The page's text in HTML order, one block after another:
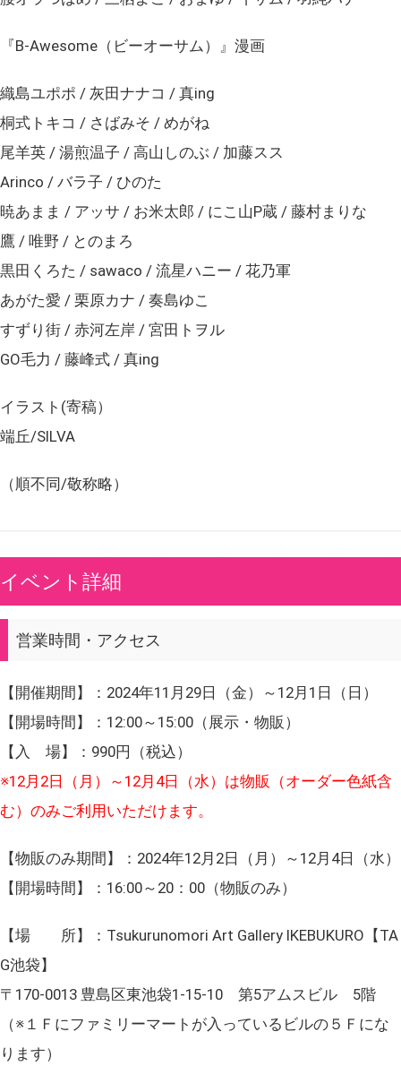
『B-Awesome（ビーオーサム）』漫画
織島ユポポ / 灰田ナナコ / 真ing
桐式トキコ / さばみそ / めがね
尾羊英 / 湯煎温子 / 高山しのぶ / 加藤スス
Arinco / バラ子 / ひのた
暁あまま / アッサ / お米太郎 / にこ山P蔵 / 藤村まりな
鷹 / 唯野 / とのまろ
黒田くろた / sawaco / 流星ハニー / 花乃軍
あがた愛 / 栗原カナ / 奏島ゆこ
すずり街 / 赤河左岸 / 宮田トヲル
GO毛力 / 藤峰式 / 真ing
イラスト(寄稿）
端丘/SILVA
（順不同/敬称略）
イベント詳細
営業時間・アクセス
【開催期間】：2024年11月29日（金）～12月1日（日）
【開場時間】：12:00～15:00（展示・物販）
【入 場】：990円（税込）
※12月2日（月）～12月4日（水）は物販（オーダー色紙含
む）のみご利用いただけます。
【物販のみ期間】：2024年12月2日（月）～12月4日（水）
【開場時間】：16:00～20：00（物販のみ）
【場 所】：Tsukurunomori Art Gallery IKEBUKURO【TA
G池袋】
〒170‐0013 豊島区東池袋1-15-10 第5アムスビル 5階
（※１Ｆにファミリーマートが入っているビルの５Ｆにな
ります）